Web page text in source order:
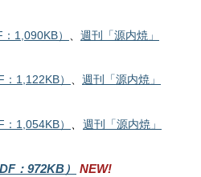
1,090KB）
週刊「源内焼」
1,122KB）
週刊「源内焼」
1,054KB）
週刊「源内焼」
：972KB） NEW!